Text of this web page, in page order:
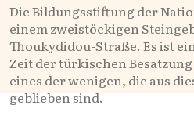
Die Bildungsstiftung der
einem zweistöckigen
Thoukydidou-Straße. Es ist
Zeit der türkischen
eines der wenigen, die aus
geblieben sind.